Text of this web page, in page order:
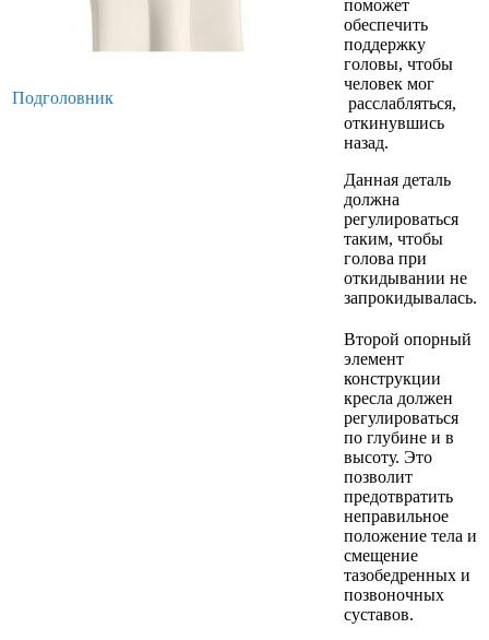
Подголовник
поможет
обеспечить
поддержку
головы, чтобы
человек мог
расслабляться,
откинувшись
назад.
Данная деталь
должна
регулироваться
таким, чтобы
голова при
откидывании не
запрокидывалась.
Второй опорный
элемент
конструкции
кресла должен
регулироваться
по глубине и в
высоту. Это
позволит
предотвратить
неправильное
положение тела и
смещение
тазобедренных и
позвоночных
суставов.